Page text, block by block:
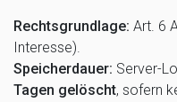
Rechtsgrundlage: Art. 6
Interesse).
Speicherdauer: Server-
Tagen gelöscht, sofern